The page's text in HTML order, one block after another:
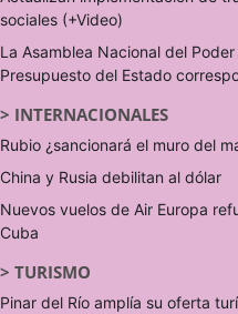
sociales (+Video)
La Asamblea Nacional del
Presupuesto del Estado
> INTERNACIONALES
Rubio ¿sancionará el muro del
China y Rusia debilitan al dólar
Nuevos vuelos de Air Europa
Cuba
> TURISMO
Pinar del Río amplía su oferta